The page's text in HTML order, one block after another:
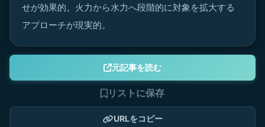
せが効果的。火力から水力へ段階的に対象を拡大する
アプローチが現実的。
元記事を読む
リストに保存
URLをコピー